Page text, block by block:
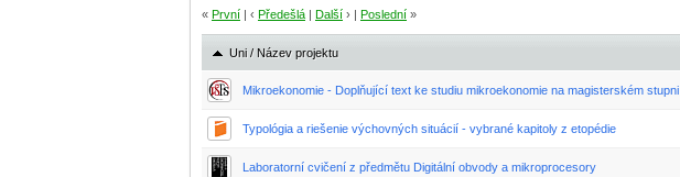
« První | ‹ Předešlá Další › | Poslední »
Uni / Název projektu
Mikroekonomie - Doplňující text ke studiu mikroekonomie na magisterském stupni
Typológia a riešenie výchovných situácií - vybrané kapitoly z etopédie
Laboratorní cvičení z předmětu Digitální obvody a mikroprocesory